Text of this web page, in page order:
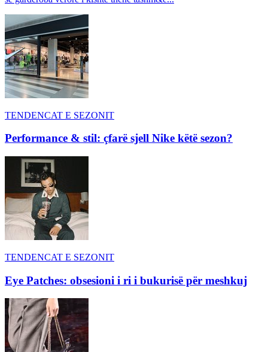
TENDENCAT E SEZONIT
Performance & stil: çfarë sjell Nike këtë sezon?
TENDENCAT E SEZONIT
Eye Patches: obsesioni i ri i bukurisë për meshkuj